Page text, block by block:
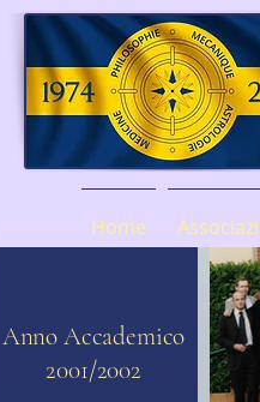
Home
Anno Accademico
2001/2002